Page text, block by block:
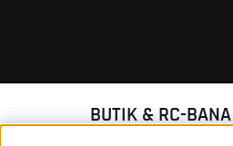
BUTIK & RC-BANA